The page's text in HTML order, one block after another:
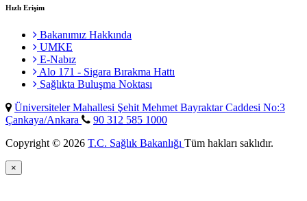
Hızlı Erişim
Bakanımız Hakkında
UMKE
E-Nabız
Alo 171 - Sigara Bırakma Hattı
Sağlıkta Buluşma Noktası
Üniversiteler Mahallesi Şehit Mehmet Bayraktar Caddesi No:3
Çankaya/Ankara
90 312 585 1000
Copyright © 2026 T.C. Sağlık Bakanlığı Tüm hakları saklıdır.
×